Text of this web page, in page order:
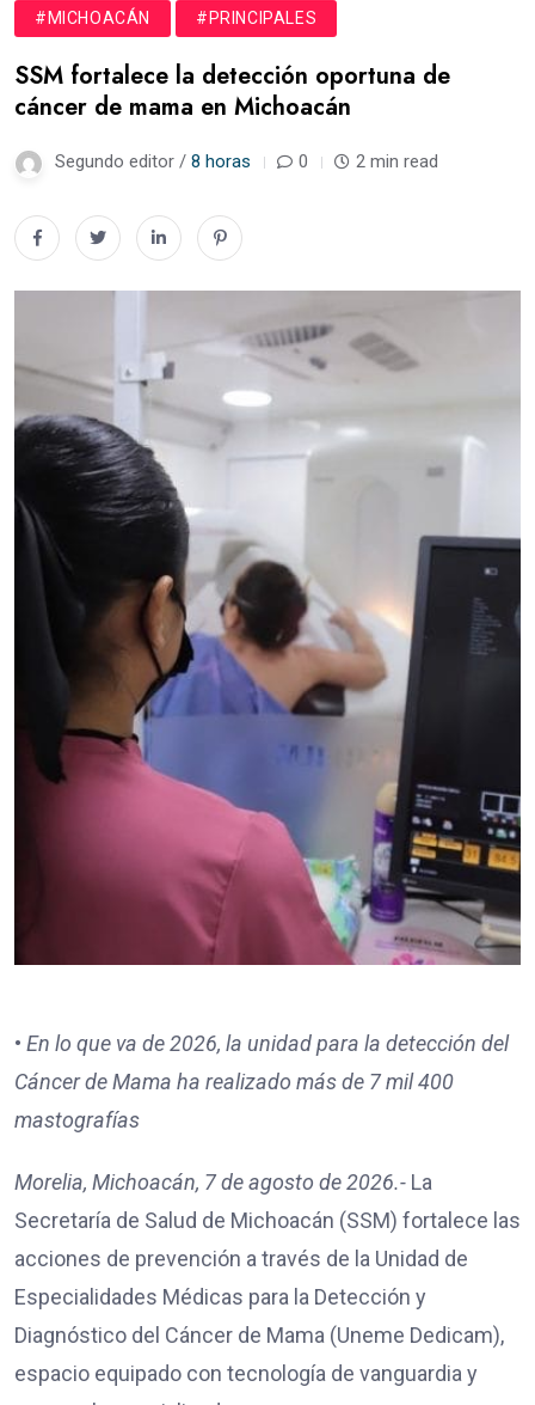
#MICHOACÁN #PRINCIPALES
SSM fortalece la detección oportuna de
cáncer de mama en Michoacán
Segundo editor / 8 horas 0 2 min read
•⁠ ⁠En lo que va de 2026, la unidad para la detección del
Cáncer de Mama ha realizado más de 7 mil 400
mastografías
Morelia, Michoacán, 7 de agosto de 2026.- La
Secretaría de Salud de Michoacán (SSM) fortalece las
acciones de prevención a través de la Unidad de
Especialidades Médicas para la Detección y
Diagnóstico del Cáncer de Mama (Uneme Dedicam),
espacio equipado con tecnología de vanguardia y